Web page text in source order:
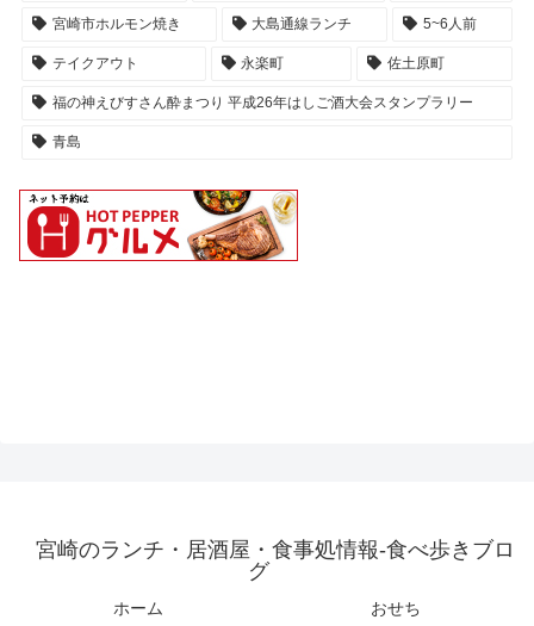
宮崎市ホルモン焼き 大島通線ランチ 5~6人前
テイクアウト 永楽町 佐土原町
福の神えびすさん酔まつり 平成26年はしご酒大会スタンプラリー
青島
宮崎のランチ・居酒屋・食事処情報-食べ歩きブロ
グ
ホーム おせち